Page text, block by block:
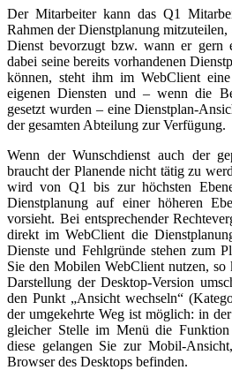
Der Mitarbeiter kann das Q1
Rahmen der Dienstplanung
Dienst bevorzugt bzw. wann er gern
dabei seine bereits vorhandenen
können, steht ihm im WebClient
eigenen Diensten und – wenn die
gesetzt wurden – eine Dienstplan-
der gesamten Abteilung zur Verfügung.
Wenn der Wunschdienst auch der
braucht der Planende nicht tätig zu
wird von Q1 bis zur höchsten
Dienstplanung auf einer höheren
vorsieht. Bei entsprechender
direkt im WebClient die
Dienste und Fehlgründe stehen zum
Sie den Mobilen WebClient nutzen,
Darstellung der Desktop-Version
den Punkt „Ansicht wechseln“
der umgekehrte Weg ist möglich: in
gleicher Stelle im Menü die
diese gelangen Sie zur Mobil-
Browser des Desktops befinden.